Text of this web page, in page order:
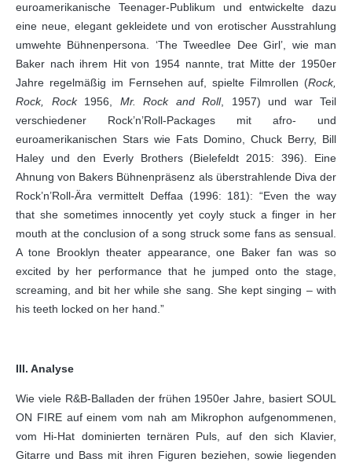
euroamerikanische Teenager-Publikum und entwickelte dazu
eine neue, elegant gekleidete und von erotischer Ausstrahlung
umwehte Bühnenpersona. ‘The Tweedlee Dee Girl’, wie man
Baker nach ihrem Hit von 1954 nannte, trat Mitte der 1950er
Jahre regelmäßig im Fernsehen auf, spielte Filmrollen (Rock,
Rock, Rock1956, Mr. Rock and Roll, 1957) und war Teil
verschiedener Rock’n’Roll-Packages mit afro- und
euroamerikanischen Stars wie Fats Domino, Chuck Berry, Bill
Haley und den Everly Brothers (Bielefeldt 2015: 396). Eine
Ahnung von Bakers Bühnenpräsenz als überstrahlende Diva der
Rock’n’Roll-Ära vermittelt Deffaa (1996: 181): “Even the way
that she sometimes innocently yet coyly stuck a finger in her
mouth at the conclusion of a song struck some fans as sensual.
A tone Brooklyn theater appearance, one Baker fan was so
excited by her performance that he jumped onto the stage,
screaming, and bit her while she sang. She kept singing – with
his teeth locked on her hand.”
III. Analyse
Wie viele R&B-Balladen der frühen 1950er Jahre, basiert SOUL
ON FIRE auf einem vom nah am Mikrophon aufgenommenen,
vom Hi-Hat dominierten ternären Puls, auf den sich Klavier,
Gitarre und Bass mit ihren Figuren beziehen, sowie liegenden